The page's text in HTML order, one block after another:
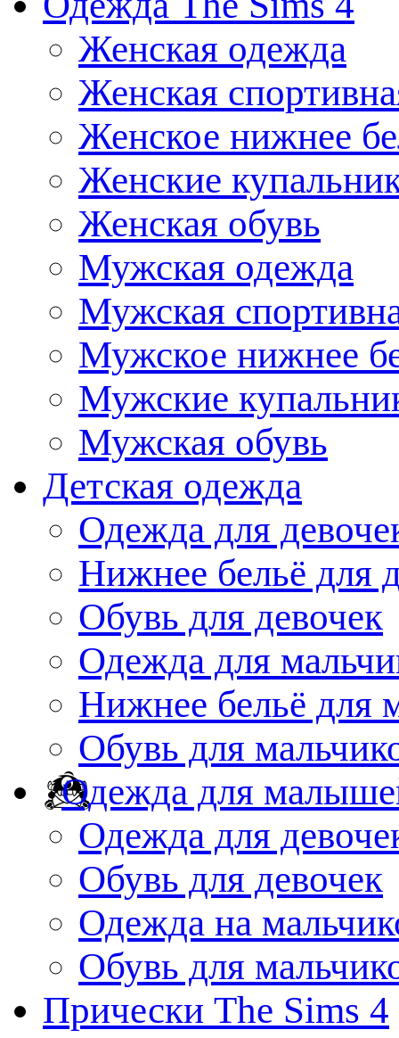
Женская одежда
Женская
Женское нижнее
Женские
Женская обувь
Мужская одежда
Мужская
Мужское нижнее
Мужские
Мужская обувь
Детская одежда
Одежда для
Нижнее бельё для
Обувь для девочек
Одежда для
Нижнее бельё для
Обувь для
Одежда для
Одежда для
Обувь для девочек
Одежда на
Обувь для
Прически The Sims 4